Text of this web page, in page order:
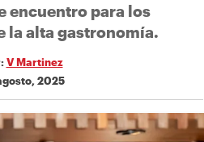
encuentro para los
la alta gastronomía.
V Martinez
2025